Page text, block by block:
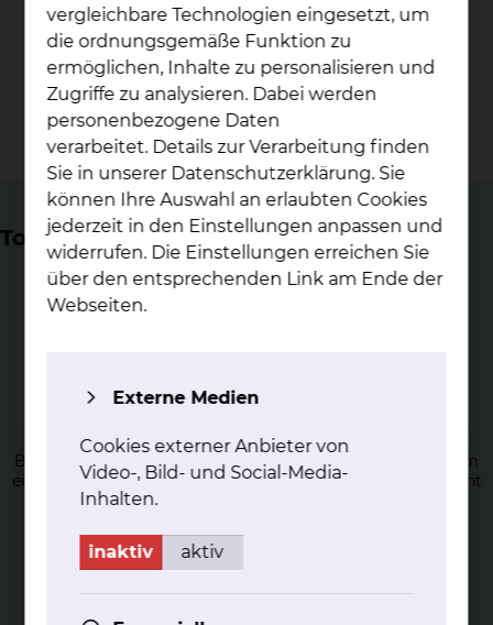
248
Devices in 2025
Top Themen
Ka­the­tera­b­la­ti­on von
Bei einer supraventrikulären Tachykardie handelt es sich um
eine Vorkammer-Rhythmusstörung, die normalerweise nicht
lebensgefährlich ist, aber sehr unangenehm sein kann.
mehr
vergleichbare Technologien eingesetzt, um
die ordnungsgemäße Funktion zu
ermöglichen, Inhalte zu personalisieren und
Zugriffe zu analysieren. Dabei werden
personenbezogene Daten
verarbeitet. Details zur Verarbeitung finden
Sie in unserer Datenschutzerklärung. Sie
können Ihre Auswahl an erlaubten Cookies
jederzeit in den Einstellungen anpassen und
widerrufen. Die Einstellungen erreichen Sie
über den entsprechenden Link am Ende der
Webseiten.
Externe Medien
Cookies externer Anbieter von
Video-, Bild- und Social-Media-
Inhalten.
inaktiv aktiv